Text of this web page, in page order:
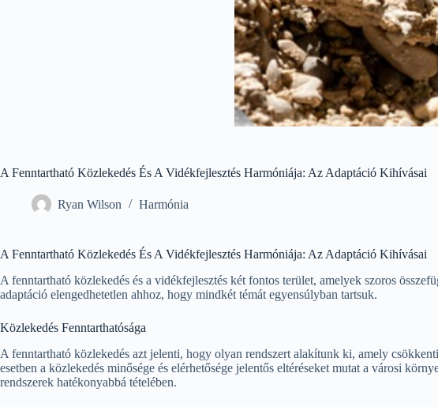
A Fenntartható Közlekedés És A Vidékfejlesztés Harmóniája: Az Adaptáció Kihívásai
Ryan Wilson Harmónia
A Fenntartható Közlekedés És A Vidékfejlesztés Harmóniája: Az Adaptáció Kihívásai
A fenntartható közlekedés és a vidékfejlesztés két fontos terület, amelyek szoros
adaptáció elengedhetetlen ahhoz, hogy mindkét témát egyensúlyban tartsuk.
Közlekedés Fenntarthatósága
A fenntartható közlekedés azt jelenti, hogy olyan rendszert alakítunk ki, amely
esetben a közlekedés minősége és elérhetősége jelentős eltéréseket mutat a városi
rendszerek hatékonyabbá tételében.